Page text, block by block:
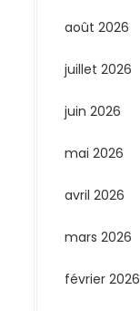
août 2026
juillet 2026
juin 2026
mai 2026
avril 2026
mars 2026
février 2026